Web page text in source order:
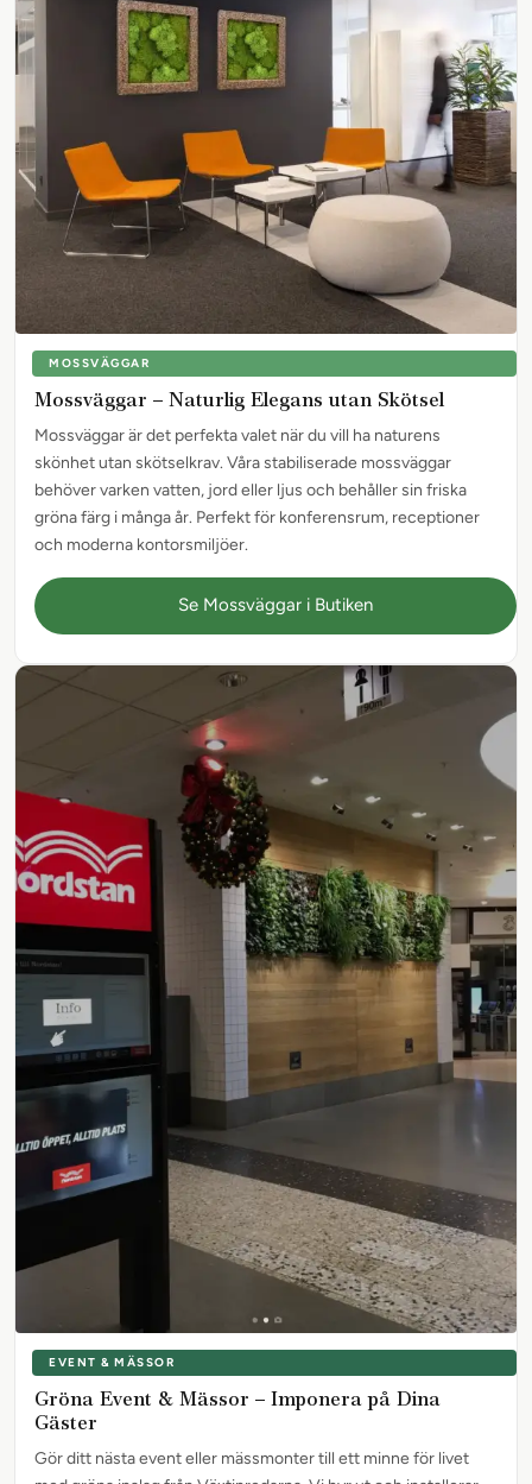
MOSSVÄGGAR
Mossväggar – Naturlig Elegans utan Skötsel
Mossväggar är det perfekta valet när du vill ha naturens
skönhet utan skötselkrav. Våra stabiliserade mossväggar
behöver varken vatten, jord eller ljus och behåller sin friska
gröna färg i många år. Perfekt för konferensrum, receptioner
och moderna kontorsmiljöer.
Se Mossväggar i Butiken
EVENT & MÄSSOR
Gröna Event & Mässor – Imponera på Dina
Gäster
Gör ditt nästa event eller mässmonter till ett minne för livet